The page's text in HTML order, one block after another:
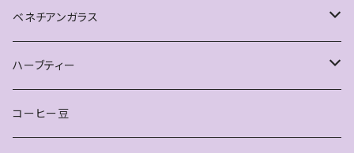
ベネチアンガラス
ピアス
雑貨
ハーブティー
お得なセット
コーヒー豆